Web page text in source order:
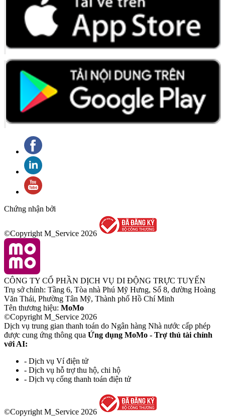
Chứng nhận bởi
©Copyright M_Service 2026
CÔNG TY CỔ PHẦN DỊCH VỤ DI ĐỘNG TRỰC TUYẾN
Trụ sở chính: Tầng 6, Tòa nhà Phú Mỹ Hưng, Số 8, đường Hoàng
Văn Thái, Phường Tân Mỹ, Thành phố Hồ Chí Minh
Tên thương hiệu: MoMo
©Copyright M_Service 2026
Dịch vụ trung gian thanh toán do Ngân hàng Nhà nước cấp phép
được cung ứng thông qua Ứng dụng MoMo - Trợ thủ tài chính
với AI:
- Dịch vụ Ví điện tử
- Dịch vụ hỗ trợ thu hộ, chi hộ
- Dịch vụ cổng thanh toán điện tử
©Copyright M_Service 2026